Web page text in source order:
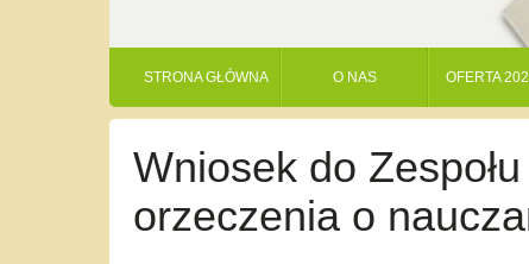
STRONA GŁÓWNA O NAS OFERTA
Wniosek do
orzeczenia o